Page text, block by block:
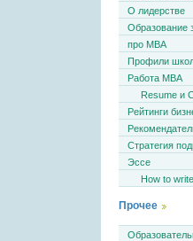
О лидерстве
Образование
про MBA
Профили
Работа MBA
Resume и
Рейтинги
Стратегия
Эссе
How to
Прочее